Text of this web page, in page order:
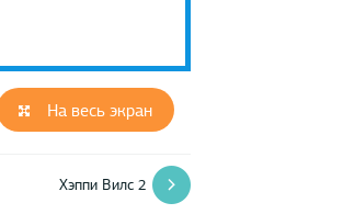
На весь экран
Хэппи Вилс 2